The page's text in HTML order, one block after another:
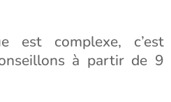
est complexe, c’est
à partir de 9